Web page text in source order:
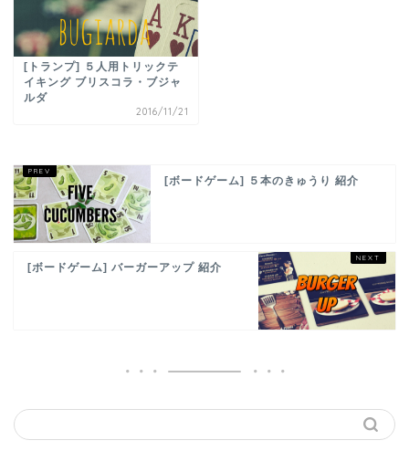
[トランプ] ５人用トリックテ
イキング ブリスコラ・ブジャ
ルダ
2016/11/21
[ボードゲーム] ５本のきゅうり 紹介
[ボードゲーム] バーガーアップ 紹介